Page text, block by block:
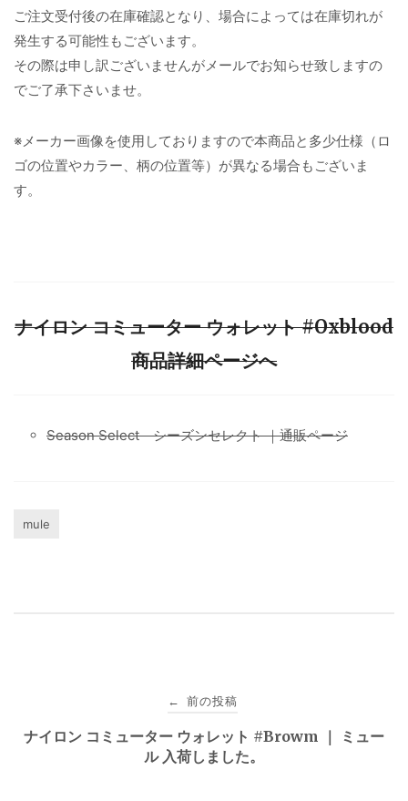
ご注文受付後の在庫確認となり、場合によっては在庫切れが
発生する可能性もございます。
その際は申し訳ございませんがメールでお知らせ致しますの
でご了承下さいませ。
※メーカー画像を使用しておりますので本商品と多少仕様（ロ
ゴの位置やカラー、柄の位置等）が異なる場合もございま
す。
ナイロン コミューター ウォレット #Oxblood
商品詳細ページへ
Season Select シーズンセレクト ｜通販ページ
mule
稿
← 前の投稿
ナイロン コミューター ウォレット #Browm ｜ ミュー
ル 入荷しました。